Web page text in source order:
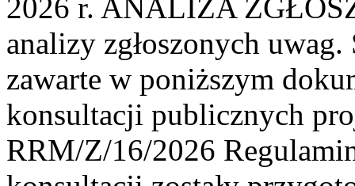
2026 r. ANALIZA
analizy zgłoszonych
zawarte w poniższym
konsultacji publicznych
RRM/Z/16/2026